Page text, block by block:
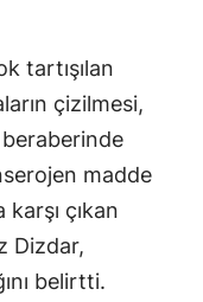
tartışılan
çizilmesi,
madde
karşı çıkan
Dizdar,
belirtti.